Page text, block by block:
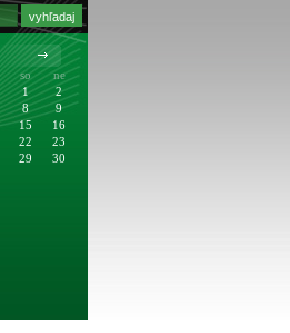
so
ne
1
2
8
9
15
16
22
23
29
30